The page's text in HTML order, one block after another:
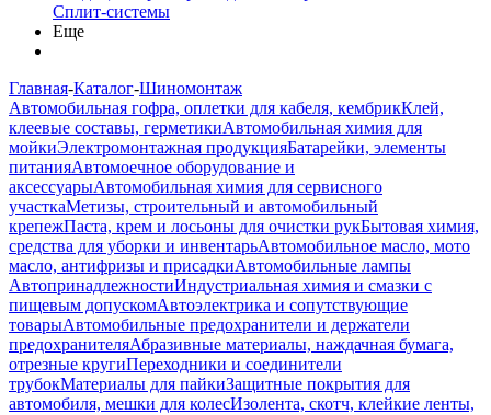
Сплит-системы
Еще
Главная-Каталог-Шиномонтаж
Автомобильная гофра, оплетки для кабеля, кембрикКлей,
клеевые составы, герметикиАвтомобильная химия для
мойкиЭлектромонтажная продукцияБатарейки, элементы
питанияАвтомоечное оборудование и
аксессуарыАвтомобильная химия для сервисного
участкаМетизы, строительный и автомобильный
крепежПаста, крем и лосьоны для очистки рукБытовая химия,
средства для уборки и инвентарьАвтомобильное масло, мото
масло, антифризы и присадкиАвтомобильные лампы
АвтопринадлежностиИндустриальная химия и смазки с
пищевым допускомАвтоэлектрика и сопутствующие
товарыАвтомобильные предохранители и держатели
предохранителяАбразивные материалы, наждачная бумага,
отрезные кругиПереходники и соединители
трубокМатериалы для пайкиЗащитные покрытия для
автомобиля, мешки для колесИзолента, скотч, клейкие ленты,